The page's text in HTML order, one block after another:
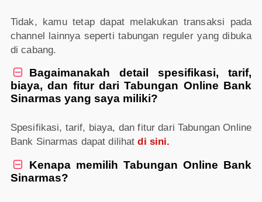
Tidak, kamu tetap dapat melakukan transaksi pada
channel lainnya seperti tabungan reguler yang dibuka
di cabang.

Bagaimanakah detail spesifikasi, tarif,
biaya, dan fitur dari Tabungan Online Bank
Sinarmas yang saya miliki?
Spesifikasi, tarif, biaya, dan fitur dari Tabungan Online
Bank Sinarmas dapat dilihatdi sini.

Kenapa memilih Tabungan Online Bank
Sinarmas?